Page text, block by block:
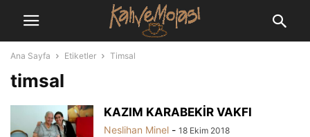
Ana Sayfa Etiketler Timsal
timsal
KAZIM KARABEKİR VAKFI
Neslihan Minel - 18 Ekim 2018